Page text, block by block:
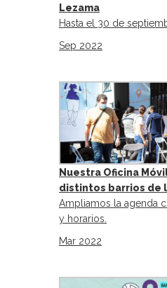
Lezama
Hasta el 30 de
Sep 2022
Nuestra Oficina
distintos barrios de
Ampliamos la agenda
y horarios.
Mar 2022